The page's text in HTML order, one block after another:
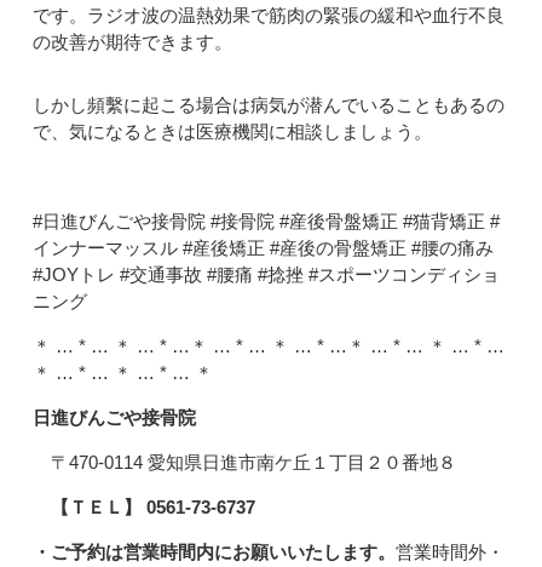
です。ラジオ波の温熱効果で筋肉の緊張の緩和や血行不良
の改善が期待できます。
しかし頻繫に起こる場合は病気が潜んでいることもあるの
で、気になるときは医療機関に相談しましょう。
#日進びんごや接骨院 #接骨院 #産後骨盤矯正 #猫背矯正 #
インナーマッスル #産後矯正 #産後の骨盤矯正 #腰の痛み
#JOYトレ #交通事故 #腰痛 #捻挫 #スポーツコンディショ
ニング
＊ … * … ＊ … * …＊ … * … ＊ … * …＊ … * … ＊ … * …
＊ … * … ＊ … * … ＊
日進びんごや接骨院
〒470-0114 愛知県日進市南ケ丘１丁目２０番地８
【ＴＥＬ】 0561-73-6737
・ご予約は営業時間内にお願いいたします。 営業時間外・